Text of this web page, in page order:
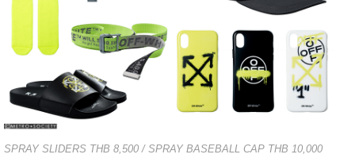
SPRAY SLIDERS THB 8,500 / SPRAY BASEBALL CAP THB 10,000